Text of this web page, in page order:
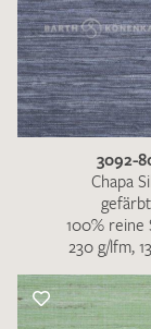
3092-
Chapa
gefärbt
100% reine
230 g/lfm,